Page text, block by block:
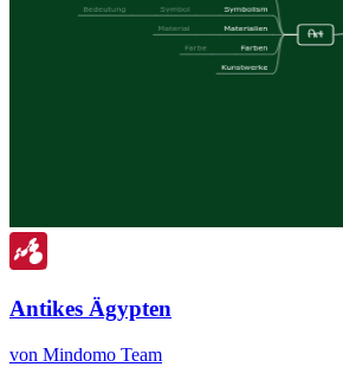
Antikes Ägypten
von Mindomo Team